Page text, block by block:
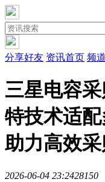
分享好友 资讯首页 频
三星电容
特技术适
助力高效
2026-06-04 23:2428150